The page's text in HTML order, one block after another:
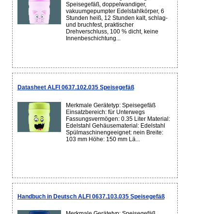
Speisegefäß, doppelwandiger,
vakuumgepumpter Edelstahlkörper, 6
Stunden heiß, 12 Stunden kalt, schlag-
und bruchfest, praktischer
Drehverschluss, 100 % dicht, keine
Innenbeschichtung...
Datasheet ALFI 0637.102.035 Speisegefäß
Merkmale Gerätetyp: Speisegefäß
Einsatzbereich: für Unterwegs
Fassungsvermögen: 0.35 Liter Material:
Edelstahl Gehäusematerial: Edelstahl
Spülmaschinengeeignet: nein Breite:
103 mm Höhe: 150 mm Lä...
Handbuch in Deutsch ALFI 0637.103.035 Speisegefäß